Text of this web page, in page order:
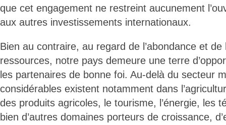
que cet engagement ne restreint aucunement
aux autres investissements internationaux.
Bien au contraire, au regard de l’abondance et
ressources, notre pays demeure une terre
les partenaires de bonne foi. Au-delà du secteur
considérables existent notamment dans
des produits agricoles, le tourisme, l’énergie, les
bien d’autres domaines porteurs de croissance,